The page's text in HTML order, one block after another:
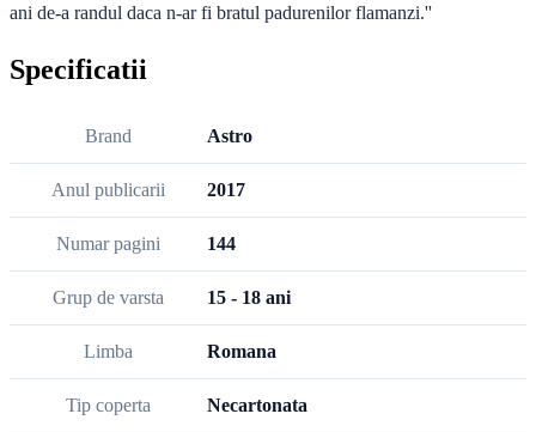
ani de-a randul daca n-ar fi bratul padurenilor flamanzi.''
Specificatii
Brand Astro
Anul publicarii 2017
Numar pagini 144
Grup de varsta 15 - 18 ani
Limba Romana
Tip coperta Necartonata